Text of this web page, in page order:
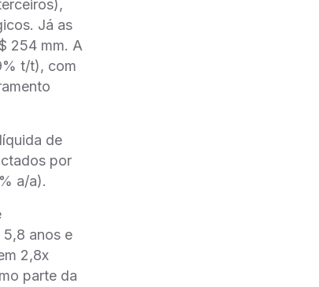
Já as
254 mm. A
t/t), com
de
por
a/a).
anos e
2,8x
parte da